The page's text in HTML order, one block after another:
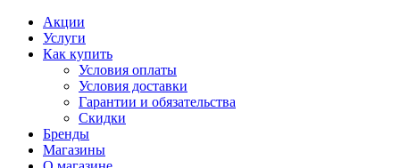
Акции
Услуги
Как купить
Условия оплаты
Условия доставки
Гарантии и обязательства
Скидки
Бренды
Магазины